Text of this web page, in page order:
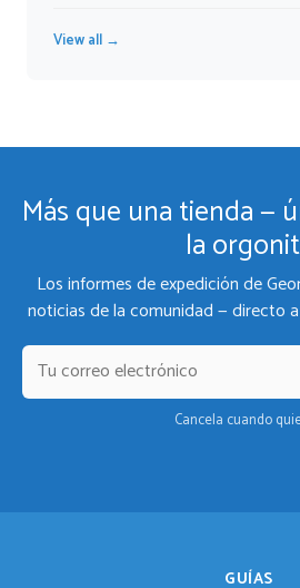
View all →
Más que una tienda —
la
Los informes de expedición de
noticias de la comunidad — directo
Cancela cuando
GUÍAS